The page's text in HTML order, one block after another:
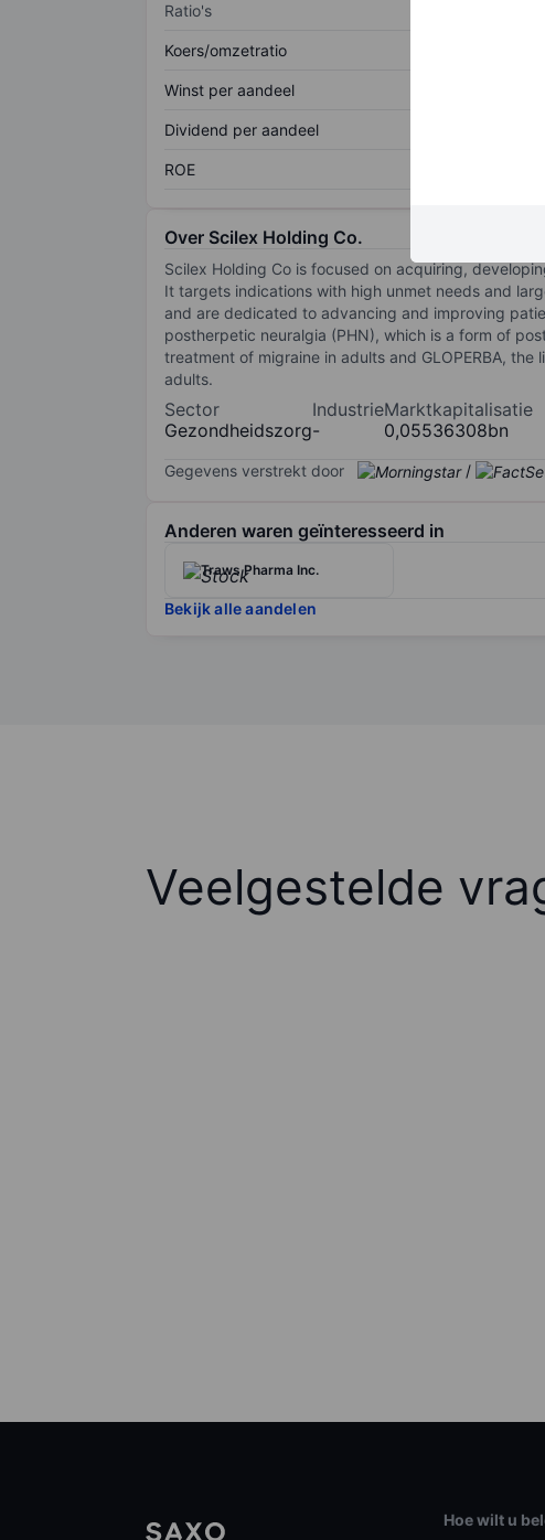
Ratio's
Koers/omzetratio
Winst per aandeel
Dividend per aandeel
ROE
Over Scilex Holding Co.
Scilex Holding Co is focused on acquiring,
It targets indications with high unmet needs and
and are dedicated to advancing and improving
postherpetic neuralgia (PHN), which is a form of
treatment of migraine in adults and GLOPERBA,
adults.
Sector
Gezondheidszorg
Industrie
-
Marktkapitalisatie
0,05536308bn
Gegevens verstrekt door /
Anderen waren geïnteresseerd in
Traws Pharma Inc.
Bekijk alle aandelen
Veelgestelde
Hoe wilt u